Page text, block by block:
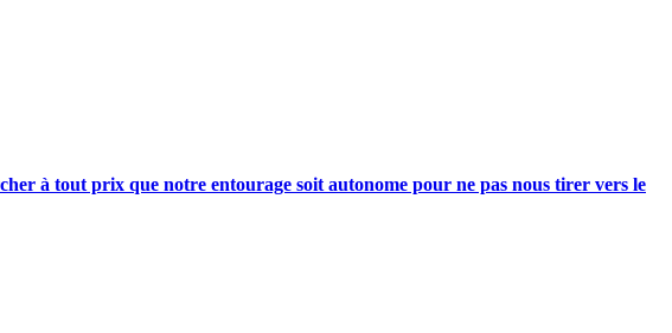
à tout prix que notre entourage soit autonome pour ne pas nous tirer vers le